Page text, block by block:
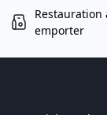
Restauration
emporter